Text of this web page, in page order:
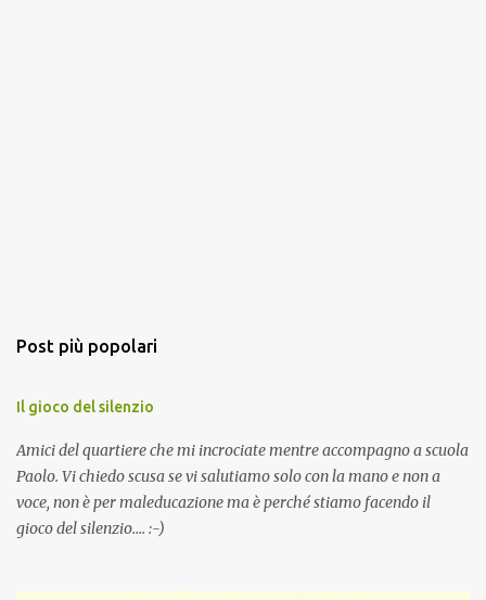
Post più popolari
Il gioco del silenzio
Amici del quartiere che mi incrociate mentre accompagno a scuola
Paolo. Vi chiedo scusa se vi salutiamo solo con la mano e non a
voce, non è per maleducazione ma è perché stiamo facendo il
gioco del silenzio.... :-)